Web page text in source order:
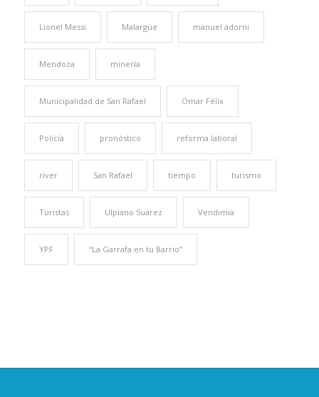
Lionel Messi Malargüe manuel adorni
Mendoza minería
Municipalidad de San Rafael Omar Félix
Policía pronóstico reforma laboral
river San Rafael tiempo turismo
Turistas Ulpiano Suarez Vendimia
YPF “La Garrafa en tu Barrio”